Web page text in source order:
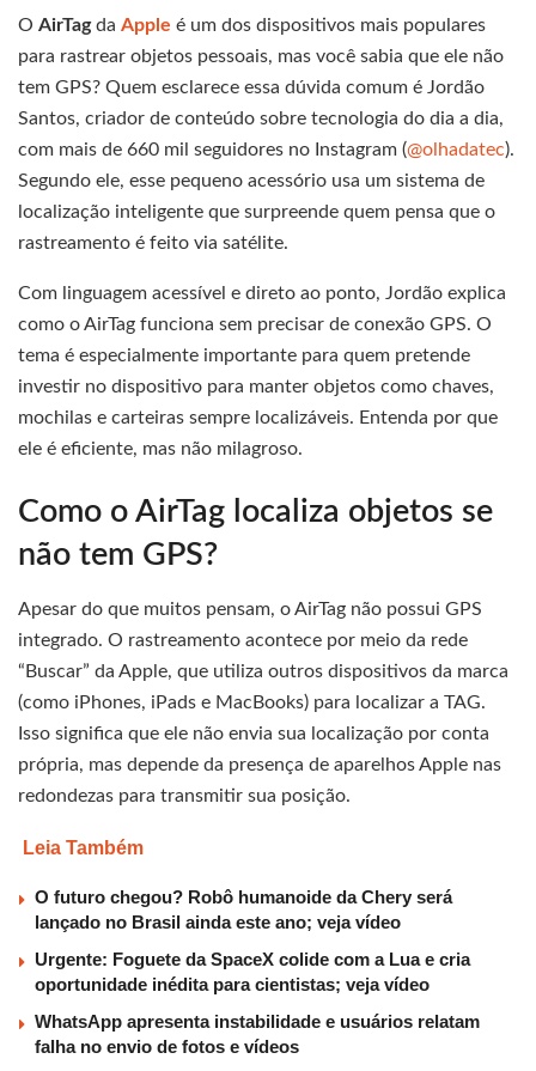
O AirTagda Apple é um dos dispositivos mais populares
para rastrear objetos pessoais, mas você sabia que ele não
tem GPS? Quem esclarece essa dúvida comum é Jordão
Santos, criador de conteúdo sobre tecnologia do dia a dia,
com mais de 660 mil seguidores no Instagram (@olhadatec).
Segundo ele, esse pequeno acessório usa um sistema de
localização inteligente que surpreende quem pensa que o
rastreamento é feito via satélite.
Com linguagem acessível e direto ao ponto, Jordão explica
como o AirTag funciona sem precisar de conexão GPS. O
tema é especialmente importante para quem pretende
investir no dispositivo para manter objetos como chaves,
mochilas e carteiras sempre localizáveis. Entenda por que
ele é eficiente, mas não milagroso.
Como o AirTag localiza objetos se
não tem GPS?
Apesar do que muitos pensam, o AirTag não possui GPS
integrado. O rastreamento acontece por meio da rede
“Buscar” da Apple, que utiliza outros dispositivos da marca
(como iPhones, iPads e MacBooks) para localizar a TAG.
Isso significa que ele não envia sua localização por conta
própria, mas depende da presença de aparelhos Apple nas
redondezas para transmitir sua posição.
Leia Também
O futuro chegou? Robô humanoide da Chery será
lançado no Brasil ainda este ano; veja vídeo
Urgente: Foguete da SpaceX colide com a Lua e cria
oportunidade inédita para cientistas; veja vídeo
WhatsApp apresenta instabilidade e usuários relatam
falha no envio de fotos e vídeos